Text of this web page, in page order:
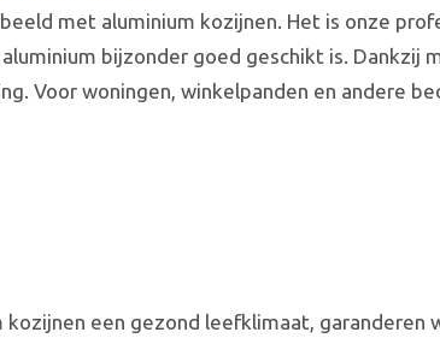
met aluminium kozijnen. Het is onze
bijzonder goed geschikt is. Dankzij
Voor woningen, winkelpanden en andere
een gezond leefklimaat,